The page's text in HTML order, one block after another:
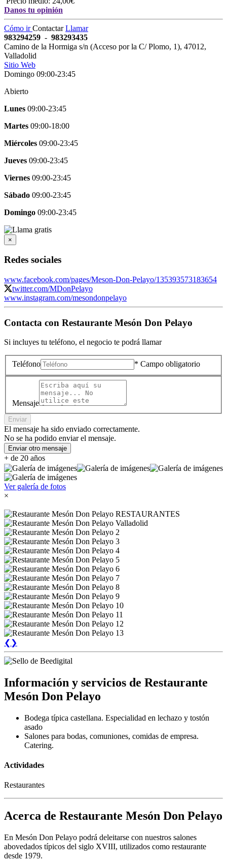
Danos tu opinión
Cómo irContactarLlamar
983294259 - 983293435
Camino de la Hormiga s/n (Acceso por la C/ Plomo, 1), 47012,
Valladolid
Sitio Web
Domingo 09:00-23:45
Abierto
Lunes 09:00-23:45
Martes 09:00-18:00
Miércoles 09:00-23:45
Jueves 09:00-23:45
Viernes 09:00-23:45
Sábado 09:00-23:45
Domingo 09:00-23:45
×
Redes sociales
www.facebook.com/pages/Meson-Don-Pelayo/135393573183654
twitter.com/MDonPelayo
www.instagram.com/mesondonpelayo
Contacta con Restaurante Mesón Don Pelayo
Si incluyes tu teléfono, el negocio te podrá llamar
Teléfono * Campo obligatorio
Mensaje
Enviar
El mensaje ha sido enviado correctamente.
No se ha podido enviar el mensaje.
Enviar otro mensaje
+ de 20 años
Ver galería de fotos
×
❮ ❯
Información y servicios de Restaurante
Mesón Don Pelayo
Bodega típica castellana. Especialidad en lechazo y tostón
asado
Salones para bodas, comuniones, comidas de empresa.
Catering.
Actividades
Restaurantes
Acerca de Restaurante Mesón Don Pelayo
En Mesón Don Pelayo podrá deleitarse con nuestros salones
abovedados típicos del siglo XVIII, utilizados como restaurante
desde 1979.